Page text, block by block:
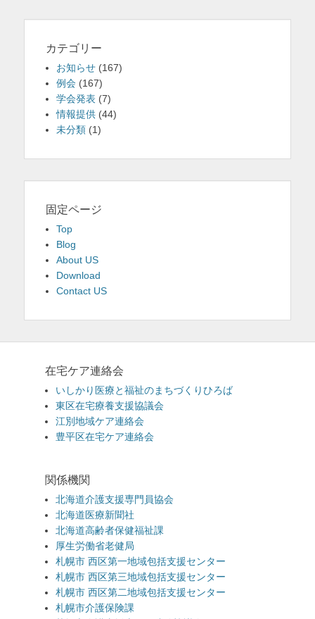
カテゴリー
お知らせ (167)
例会 (167)
学会発表 (7)
情報提供 (44)
未分類 (1)
固定ページ
Top
Blog
About US
Download
Contact US
在宅ケア連絡会
いしかり医療と福祉のまちづくりひろば
東区在宅療養支援協議会
江別地域ケア連絡会
豊平区在宅ケア連絡会
関係機関
北海道介護支援専門員協会
北海道医療新聞社
北海道高齢者保健福祉課
厚生労働省老健局
札幌市 西区第一地域包括支援センター
札幌市 西区第三地域包括支援センター
札幌市 西区第二地域包括支援センター
札幌市介護保険課